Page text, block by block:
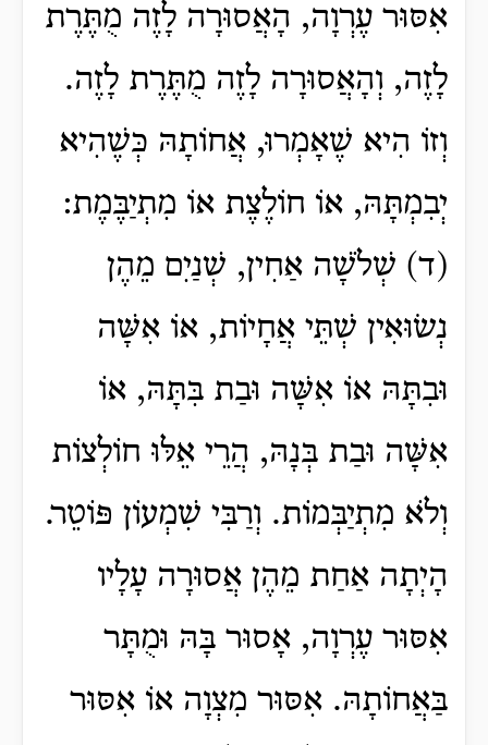
אִסּוּר עֶרְוָה, הָאֲסוּרָה לָזֶה מֻתֶּרֶת
לָזֶה, וְהָאֲסוּרָה לָזֶה מֻתֶּרֶת לָזֶה.
וְזוֹ הִיא שֶׁאָמְרוּ, אֲחוֹתָהּ כְּשֶׁהִיא
יְבִמְתָּהּ, אוֹ חוֹלֶצֶת אוֹ מִתְיַבֶּמֶת:
(ד) שְׁלֹשָׁה אַחִין, שְׁנַיִם מֵהֶן
נְשׂוּאִין שְׁתֵּי אֲחָיוֹת, אוֹ אִשָּׁה
וּבִתָּהּ אוֹ אִשָּׁה וּבַת בִּתָּהּ, אוֹ
אִשָּׁה וּבַת בְּנָהּ, הֲרֵי אֵלּוּ חוֹלְצוֹת
וְלֹא מִתְיַבְּמוֹת. וְרַבִּי שִׁמְעוֹן פּוֹטֵר.
הָיְתָה אַחַת מֵהֶן אֲסוּרָה עָלָיו
אִסּוּר עֶרְוָה, אָסוּר בָּהּ וּמֻתָּר
בַּאֲחוֹתָהּ. אִסּוּר מִצְוָה אוֹ אִסּוּר